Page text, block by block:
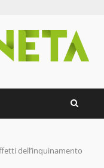
dell’inquinamento